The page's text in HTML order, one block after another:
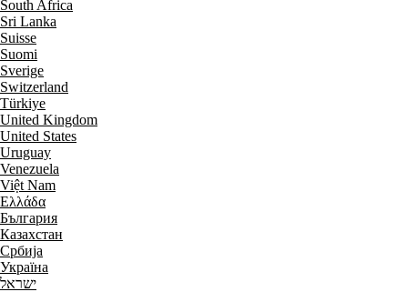
South Africa
Sri Lanka
Suisse
Suomi
Sverige
Switzerland
Türkiye
United Kingdom
United States
Uruguay
Venezuela
Việt Nam
Ελλάδα
България
Казахстан
Србија
Україна
ישראל